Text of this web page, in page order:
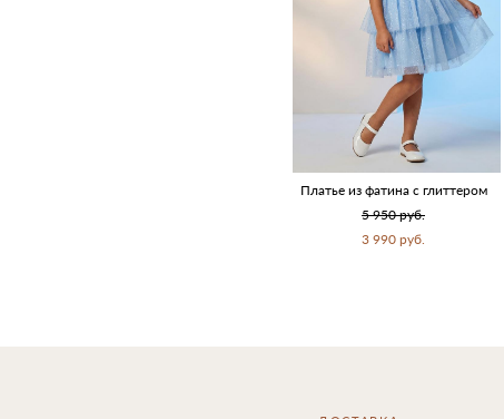
Платье из фатина с глиттером
5 950 pуб.
3 990 pуб.